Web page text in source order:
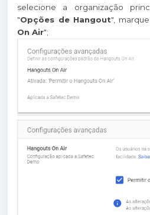
selecione a organização
"Opções de Hangout",
On Air";